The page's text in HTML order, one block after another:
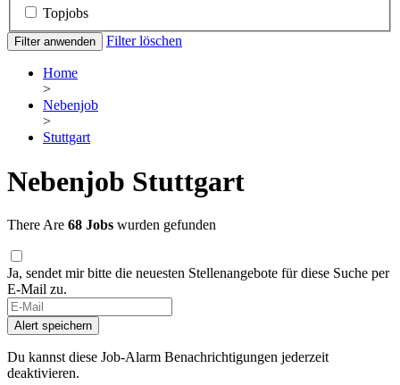
Topjobs
Filter anwenden Filter löschen
Home
>
Nebenjob
>
Stuttgart
Nebenjob Stuttgart
There Are 68 Jobs wurden gefunden
Ja, sendet mir bitte die neuesten Stellenangebote für diese Suche per
E-Mail zu.
Alert speichern
Du kannst diese Job-Alarm Benachrichtigungen jederzeit
deaktivieren.